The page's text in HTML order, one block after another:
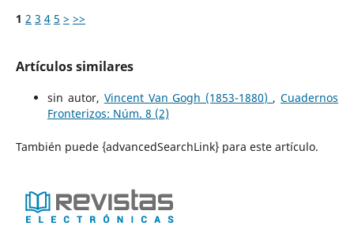
1 2 3 4 5 > >>
Artículos similares
sin autor, Vincent Van Gogh (1853-1880) ,Cuadernos
Fronterizos: Núm. 8 (2)
También puede {advancedSearchLink} para este artículo.